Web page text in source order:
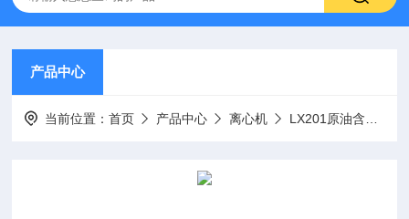
产品中心
当前位置：首页 产品中心 离心机 LX201原油含水离心测定仪